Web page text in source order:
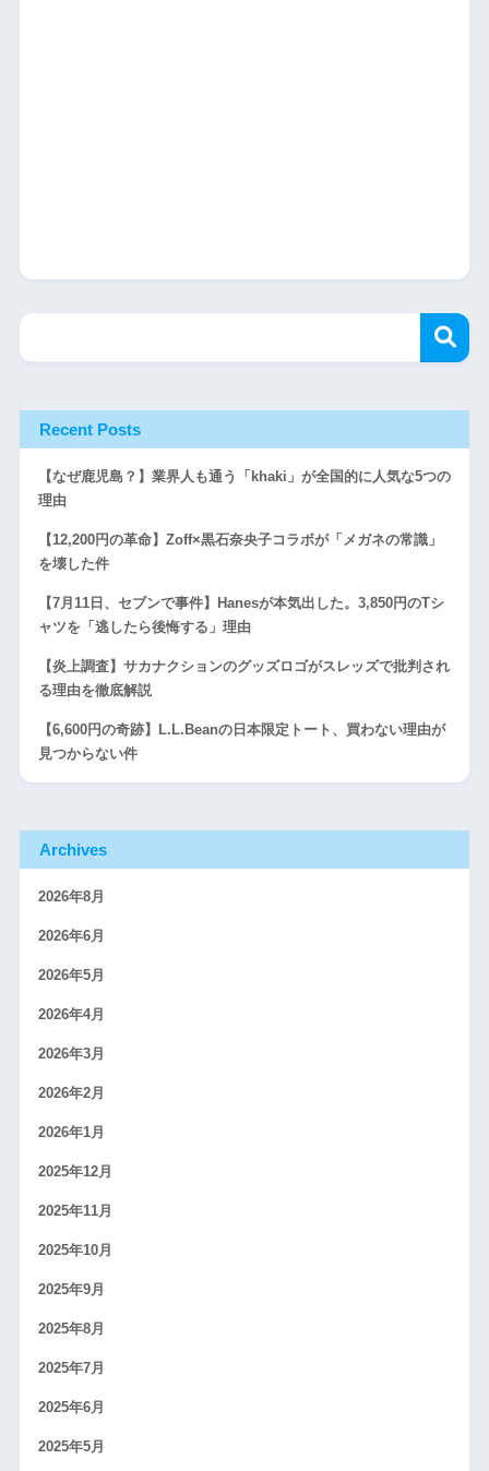
Recent Posts
【なぜ鹿児島？】業界人も通う「khaki」が全国的に人気な5つの
理由
【12,200円の革命】Zoff×黒石奈央子コラボが「メガネの常識」
を壊した件
【7月11日、セブンで事件】Hanesが本気出した。3,850円のTシ
ャツを「逃したら後悔する」理由
【炎上調査】サカナクションのグッズロゴがスレッズで批判され
る理由を徹底解説
【6,600円の奇跡】L.L.Beanの日本限定トート、買わない理由が
見つからない件
Archives
2026年8月
2026年6月
2026年5月
2026年4月
2026年3月
2026年2月
2026年1月
2025年12月
2025年11月
2025年10月
2025年9月
2025年8月
2025年7月
2025年6月
2025年5月